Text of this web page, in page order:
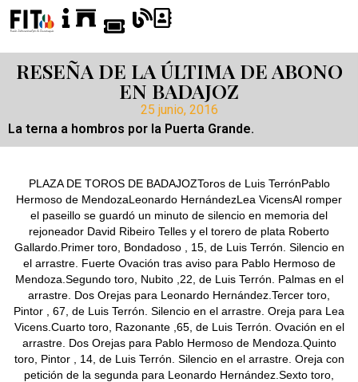
RESEÑA DE LA ÚLTIMA DE ABONO
EN BADAJOZ
25 junio, 2016
La terna a hombros por la Puerta Grande.
PLAZA DE TOROS DE BADAJOZToros de Luis TerrónPablo
Hermoso de MendozaLeonardo HernándezLea VicensAl romper
el paseillo se guardó un minuto de silencio en memoria del
rejoneador David Ribeiro Telles y el torero de plata Roberto
Gallardo.Primer toro, Bondadoso , 15, de Luis Terrón. Silencio en
el arrastre. Fuerte Ovación tras aviso para Pablo Hermoso de
Mendoza.Segundo toro, Nubito ,22, de Luis Terrón. Palmas en el
arrastre. Dos Orejas para Leonardo Hernández.Tercer toro,
Pintor , 67, de Luis Terrón. Silencio en el arrastre. Oreja para Lea
Vicens.Cuarto toro, Razonante ,65, de Luis Terrón. Ovación en el
arrastre. Dos Orejas para Pablo Hermoso de Mendoza.Quinto
toro, Pintor , 14, de Luis Terrón. Silencio en el arrastre. Oreja con
petición de la segunda para Leonardo Hernández.Sexto toro,